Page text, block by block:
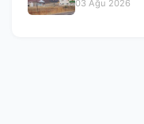
03 Ağu 2026